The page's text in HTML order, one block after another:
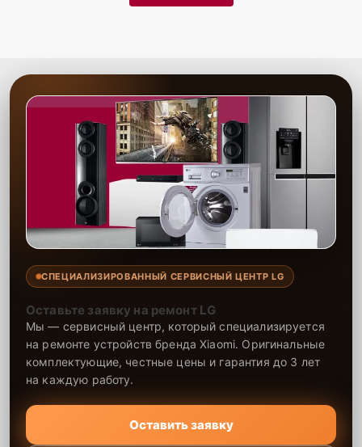
Сервис Lg-Fixmaster гарантирует высокое качество выполнения
работ благодаря опыту и профессионализму наших мастеров. Мы
предоставляем гарантию на все виды ремонта и используемые
запчасти сроком до 2-3 лет, что подтверждает нашу уверенность в
долговечности результата. Наши специалисты выполняют ремонт
быстро и качественно, обеспечивая долговечность работы вашей
техники. Мы всегда стремимся предложить клиентам лучшее
обслуживание, делая ремонт максимально удобным и надежным.
СПЕЦИАЛИЗИРОВАННЫЙ СЕРВИСНЫЙ ЦЕНТР LG
Оставьте заявку на ремонт LG
Мы — сервисный центр, который специализируется
на ремонте устройств бренда Xiaomi. Оригинальные
комплектующие, честные цены и гарантия до 3 лет
на каждую работу.
Оставить заявку